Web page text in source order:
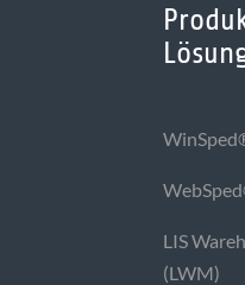
LIS
(LWM)